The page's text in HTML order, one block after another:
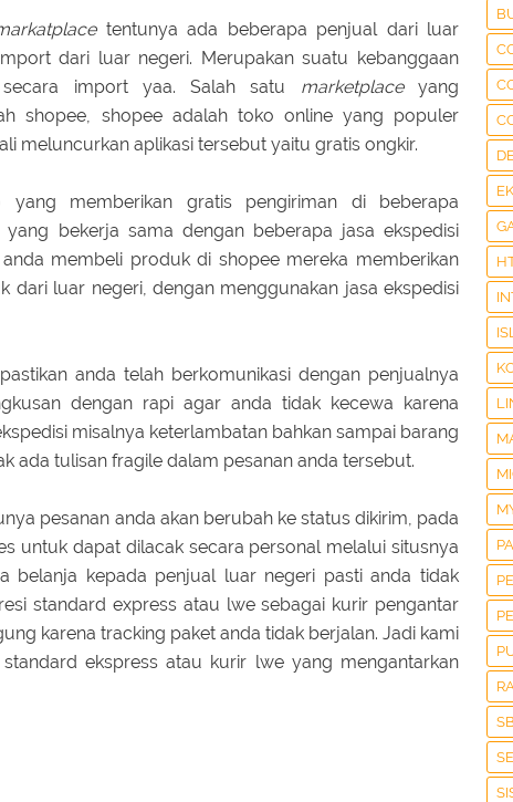
tentunya ada beberapa penjual dari luar
dari luar negeri. Merupakan suatu kebanggaan
import yaa. Salah satu marketplaceyang
shopee, shopee adalah toko online yang populer
meluncurkan aplikasi tersebut yaitu gratis ongkir.
yang memberikan gratis pengiriman di beberapa
bekerja sama dengan beberapa jasa ekspedisi
membeli produk di shopee mereka memberikan
dari luar negeri, dengan menggunakan jasa ekspedisi
anda telah berkomunikasi dengan penjualnya
dengan rapi agar anda tidak kecewa karena
misalnya keterlambatan bahkan sampai barang
ada tulisan fragile dalam pesanan anda tersebut.
pesanan anda akan berubah ke status dikirim, pada
untuk dapat dilacak secara personal melalui situsnya
belanja kepada penjual luar negeri pasti anda tidak
standard express atau lwe sebagai kurir pengantar
karena tracking paket anda tidak berjalan. Jadi kami
ekspress atau kurir lwe yang mengantarkan